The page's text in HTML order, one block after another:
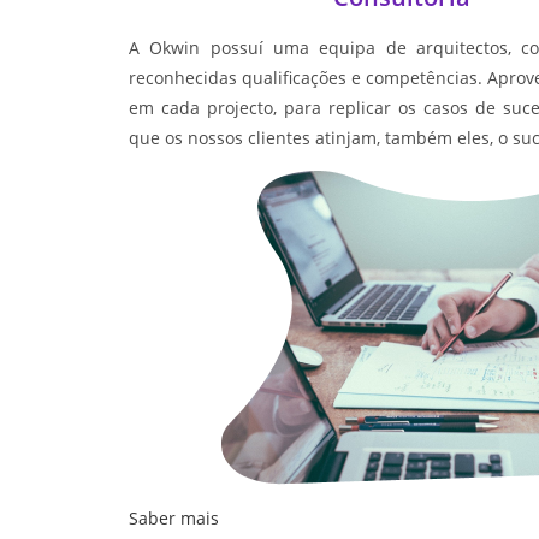
A Okwin possuí uma equipa de arquitectos,
reconhecidas qualificações e competências.
em cada projecto, para replicar os casos de
que os nossos clientes atinjam, também eles, o
Saber mais